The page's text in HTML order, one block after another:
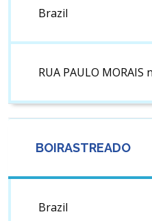
Brazil
RUA PAULO MORAIS
BOIRASTREADO
Brazil